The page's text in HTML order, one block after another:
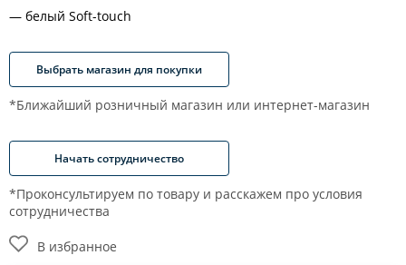
белый Soft-touch
Выбрать магазин для покупки
*Ближайший розничный магазин или интернет-магазин
Начать сотрудничество
*Проконсультируем по товару и расскажем про условия
сотрудничества
В избранное